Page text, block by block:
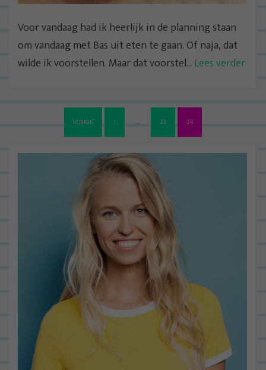
Voor vandaag had ik heerlijk in de planning staan
om vandaag met Bas uit eten te gaan. Of naja, dat
wilde ik voorstellen. Maar dat voorstel... Lees verder
r
i
c
h
t
n
a
v
g
VORIGE 1 … 23 24